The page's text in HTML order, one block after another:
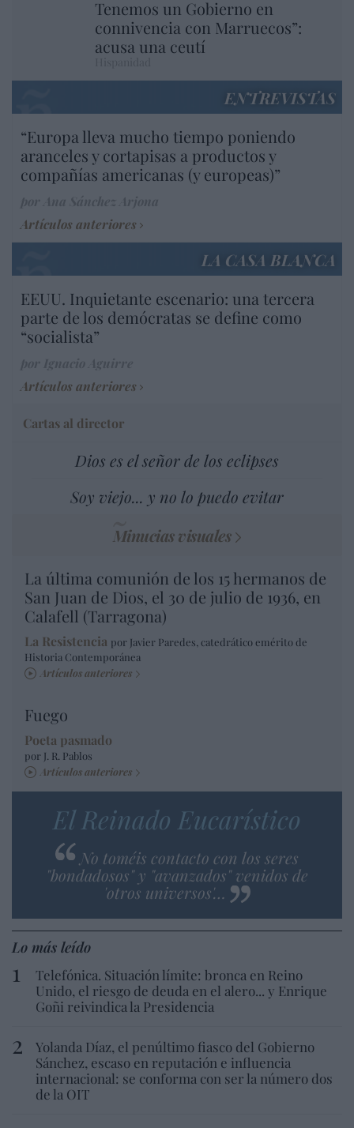
Tenemos un Gobierno en
connivencia con Marruecos”:
acusa una ceutí
ENTREVISTAS
“Europa lleva mucho tiempo poniendo
aranceles y cortapisas a productos y
compañías americanas (y europeas)”
Artículos anteriores
LA CASA BLANCA
EEUU. Inquietante escenario: una tercera
parte de los demócratas se define como
“socialista”
Artículos anteriores
Cartas al director
Dios es el señor de los eclipses
Soy viejo... y no lo puedo evitar
Minucias visuales
La última comunión de los 15 hermanos de
San Juan de Dios, el 30 de julio de 1936, en
Calafell (Tarragona)
La Resistencia por Javier Paredes, catedrático emérito de
Historia Contemporánea
Artículos anteriores
Fuego
Poeta pasmado
por J. R. Pablos
Artículos anteriores
El Reinado Eucarístico
No toméis contacto con los seres
"bondadosos" y "avanzados" venidos de
'otros universos'…
Lo más leído
Telefónica. Situación límite: bronca en Reino
Unido, el riesgo de deuda en el alero... y Enrique
Goñi reivindica la Presidencia
Yolanda Díaz, el penúltimo fiasco del Gobierno
Sánchez, escaso en reputación e influencia
internacional: se conforma con ser la número dos
de la OIT